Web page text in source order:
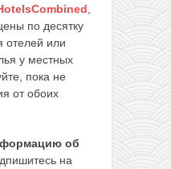
по десятку
отелей или
у местных
пока не
от обоих
об
на